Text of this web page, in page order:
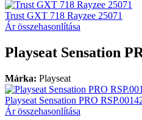
Trust GXT 718 Rayzee 25071
Ár összehasonlítása
Playseat Sensation
Márka: Playseat
Playseat Sensation PRO
Ár összehasonlítása